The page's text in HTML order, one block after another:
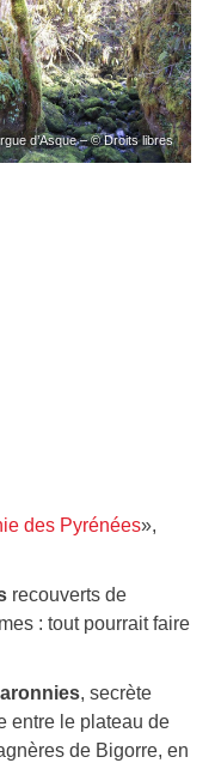
d’Asque – © Droits libres
des Pyrénées»,
recouverts de
: tout pourrait faire
, secrète
entre le plateau de
de Bigorre, en